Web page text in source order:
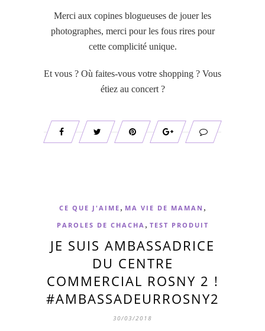
Merci aux copines blogueuses de jouer les
photographes, merci pour les fous rires pour
cette complicité unique.
Et vous ? Où faites-vous votre shopping ? Vous
étiez au concert ?
CE QUE J'AIME , MA VIE DE MAMAN ,
PAROLES DE CHACHA , TEST PRODUIT
JE SUIS AMBASSADRICE
DU CENTRE
COMMERCIAL ROSNY 2 !
#AMBASSADEURROSNY2
30/03/2018